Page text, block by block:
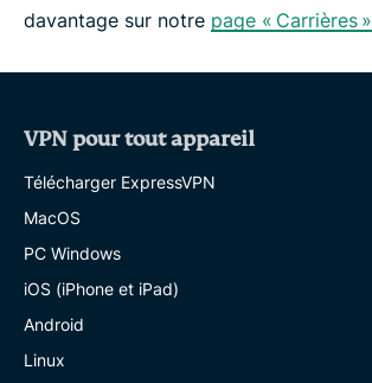
davantage sur notre page « Carrières »
VPN pour tout appareil
Télécharger ExpressVPN
MacOS
PC Windows
iOS (iPhone et iPad)
Android
Linux